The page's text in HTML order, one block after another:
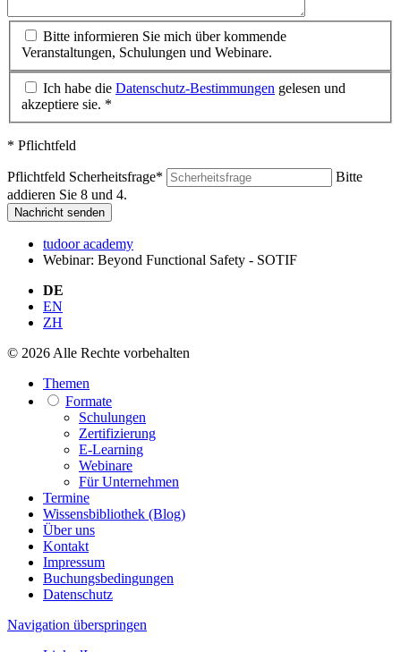
Bitte informieren Sie mich über kommende
Veranstaltungen, Schulungen und Webinare.
Ich habe die Datenschutz-Bestimmungen gelesen und
akzeptiere sie. *
* Pflichtfeld
Pflichtfeld Scherheitsfrage*
Bitte
addieren Sie 8 und 4.
Nachricht senden
tudoor academy
Webinar: Beyond Functional Safety - SOTIF
DE
EN
ZH
© 2026 Alle Rechte vorbehalten
Themen
Formate
Schulungen
Zertifizierung
E-Learning
Webinare
Für Unternehmen
Termine
Wissensbibliothek (Blog)
Über uns
Kontakt
Impressum
Buchungsbedingungen
Datenschutz
Navigation überspringen